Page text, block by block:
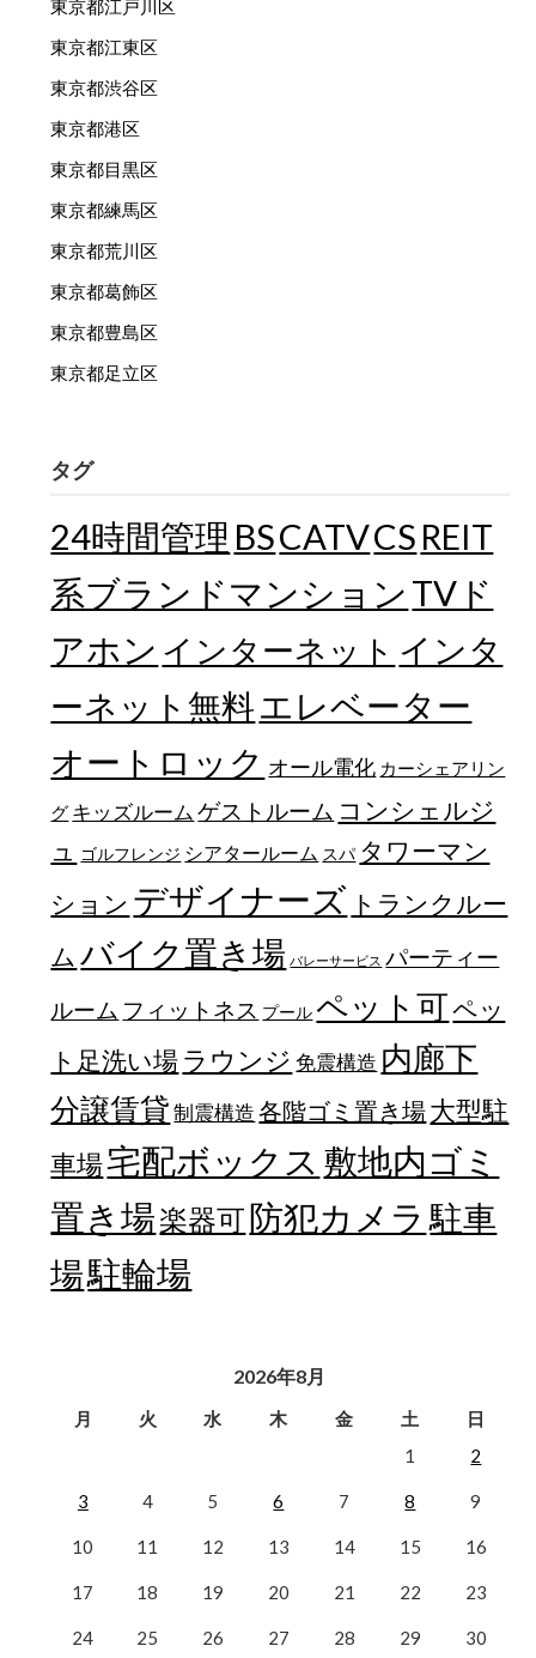
東京都江戸川区
東京都江東区
東京都渋谷区
東京都港区
東京都目黒区
東京都練馬区
東京都荒川区
東京都葛飾区
東京都豊島区
東京都足立区
タグ
24時間管理 BSCATVCS REIT
系ブランドマンション TVド
アホン インターネット インタ
ーネット無料エレベーター
オートロック オール電化 カーシェアリン
グ キッズルーム ゲストルーム コンシェルジ
ュ
ゴルフレンジ シアタールーム スパ タワーマン
ション デザイナーズ トランクルー
ム バイク置き場 バレーサービス パーティー
ルーム フィットネス プール ペット可ペッ
ト足洗い場 ラウンジ 免震構造 内廊下
分譲賃貸 制震構造 各階ゴミ置き場大型駐
車場宅配ボックス 敷地内ゴミ
置き場楽器可防犯カメラ 駐車
場駐輪場
2026年8月
月 火 水 木 金 土
日
1
2
3 4 5 6 7 8 9
10 11 12 13 14 15 16
17 18 19 20 21 22 23
24 25 26 27 28 29 30